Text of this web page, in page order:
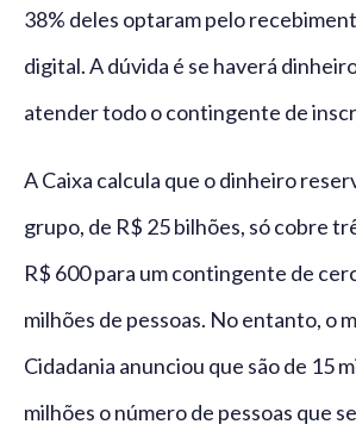
38% deles optaram pelo
digital. A dúvida é se haverá
atender todo o contingente de
A Caixa calcula que o dinheiro
grupo, de R$ 25 bilhões, só cobre
R$ 600 para um contingente de
milhões de pessoas. No entanto, o
Cidadania anunciou que são de 15
milhões o número de pessoas que